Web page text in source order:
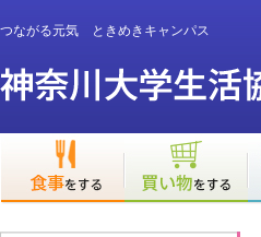
つながる元気 ときめきキャンパス